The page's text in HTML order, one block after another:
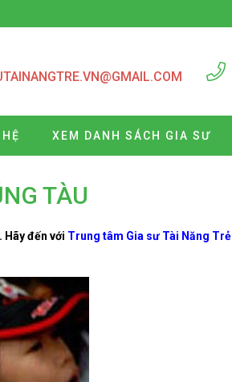
XEM DANH SÁCH GIA SƯ
TÀU
đến với Trung tâm Gia sư Tài Năng Trẻ